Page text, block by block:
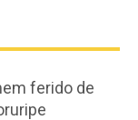
ferido de